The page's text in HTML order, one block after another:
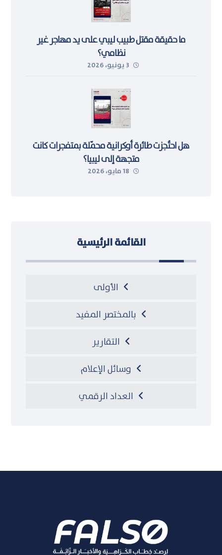
ما حقيقة مقتل طبيب ليبي على يد مهاجر غير
نظامي؟
3 يونيو، 2026
هل احتُجزت طائرة أوكرانية محمّلة بمتفجرات كانت
متجهة إلى ليبيا؟
18 مايو، 2026
القائمة الرئيسية
الأولى
بالمختصر المفيد
التقارير
وسائل الإعلام
العداد الرقمي